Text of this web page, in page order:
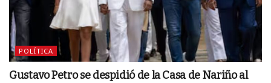
POLÍTICA
Gustavo Petro se despidió de la Casa de Nariño al